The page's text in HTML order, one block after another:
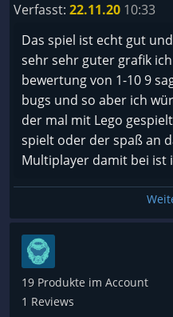
Verfasst: 22.11.20 10:33
Das spiel ist echt gut
sehr sehr guter grafik
bewertung von 1-10 9
bugs und so aber ich
der mal mit Lego
spielt oder der spaß an
Multiplayer damit bei ist
19 Produkte im Account
1 Reviews